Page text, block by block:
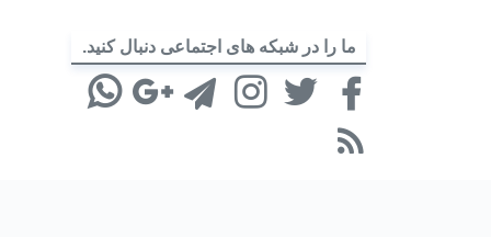
ما را در شبکه های اجتماعی دنبال کنید.